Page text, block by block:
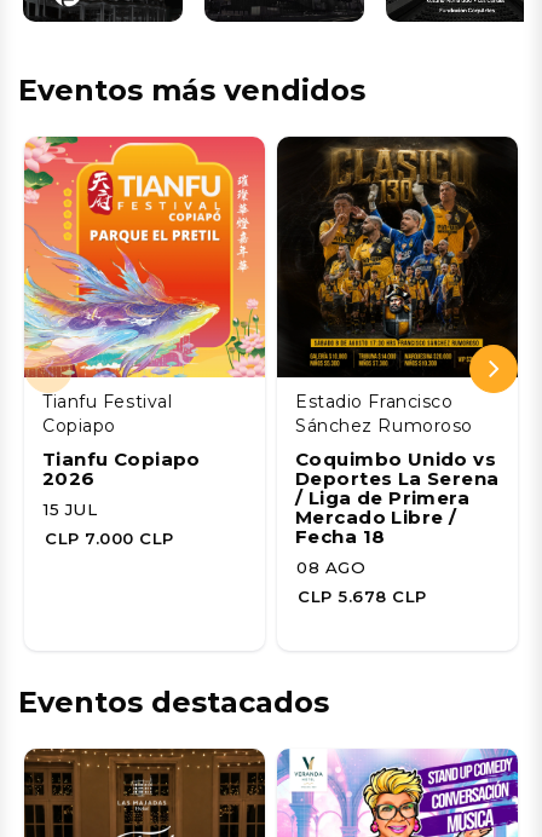
Eventos más vendidos
Tianfu Festival
Copiapo
Tianfu Copiapo
2026
15 JUL
CLP 7.000 CLP
Estadio Francisco
Sánchez Rumoroso
Coquimbo Unido vs
Deportes La Serena
/ Liga de Primera
Mercado Libre /
Fecha 18
08 AGO
CLP 5.678 CLP
Eventos destacados